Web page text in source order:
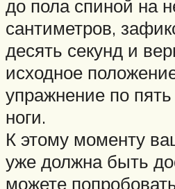
до пола спиной на
сантиметров,
десять секунд и
исходное
упражнение по
ноги.
К этому моменту
уже должна быть
можете